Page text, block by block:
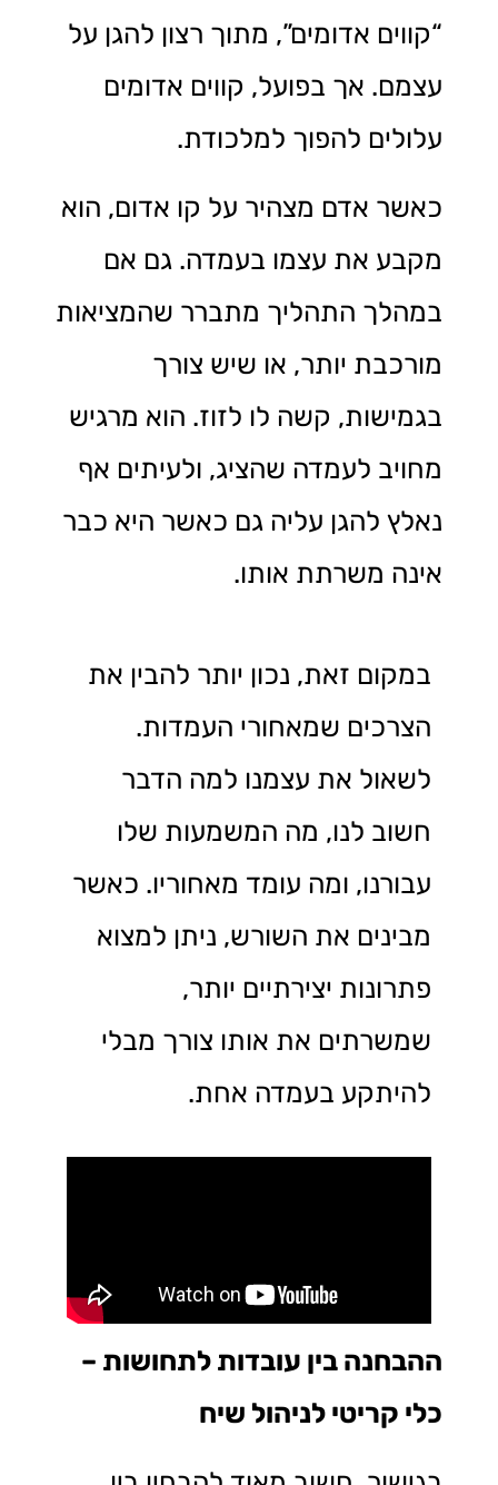
“קווים אדומים”, מתוך רצון להגן על
עצמם. אך בפועל, קווים אדומים
עלולים להפוך למלכודת.
כאשר אדם מצהיר על קו אדום, הוא
מקבע את עצמו בעמדה. גם אם
במהלך התהליך מתברר שהמציאות
מורכבת יותר, או שיש צורך
בגמישות, קשה לו לזוז. הוא מרגיש
מחויב לעמדה שהציג, ולעיתים אף
נאלץ להגן עליה גם כאשר היא כבר
אינה משרתת אותו.
במקום זאת, נכון יותר להבין את
הצרכים שמאחורי העמדות.
לשאול את עצמנו למה הדבר
חשוב לנו, מה המשמעות שלו
עבורנו, ומה עומד מאחוריו. כאשר
מבינים את השורש, ניתן למצוא
פתרונות יצירתיים יותר,
שמשרתים את אותו צורך מבלי
להיתקע בעמדה אחת.
ההבחנה בין עובדות לתחושות –
כלי קריטי לניהול שיח